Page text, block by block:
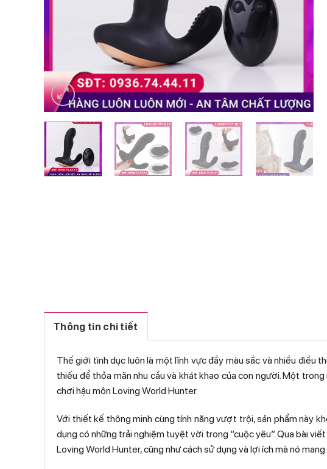
Thông tin chi tiết
Thế giới tình dục luôn là một lĩnh vực đầy màu sắc và nhiều điều
thiếu để thỏa mãn nhu cầu và khát khao của con người. Một
chơi hậu môn Loving World Hunter.
Với thiết kế thông minh cùng tính năng vượt trội, sản phẩm này
dụng có những trải nghiệm tuyệt vời trong “cuộc yêu”. Qua bài
Loving World Hunter, cũng như cách sử dụng và lợi ích mà nó mang